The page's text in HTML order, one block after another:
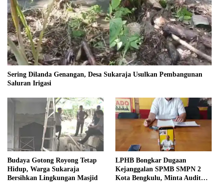
Sering Dilanda Genangan, Desa Sukaraja Usulkan Pembangunan
Saluran Irigasi
Budaya Gotong Royong Tetap
Hidup, Warga Sukaraja
Bersihkan Lingkungan Masjid
LPHB Bongkar Dugaan
Kejanggalan SPMB SMPN 2
Kota Bengkulu, Minta Audit